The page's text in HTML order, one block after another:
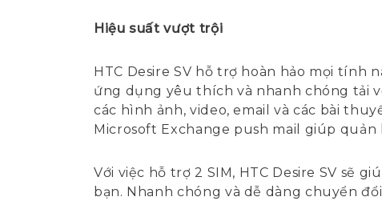
Hiệu suất vượt trội
HTC Desire SV hỗ trợ hoàn hảo mọi tính
ứng dụng yêu thích và nhanh chóng tải
các hình ảnh, video, email và các bài
Microsoft Exchange push mail giúp quản
Với việc hỗ trợ 2 SIM, HTC Desire SV sẽ
bạn. Nhanh chóng và dễ dàng chuyển